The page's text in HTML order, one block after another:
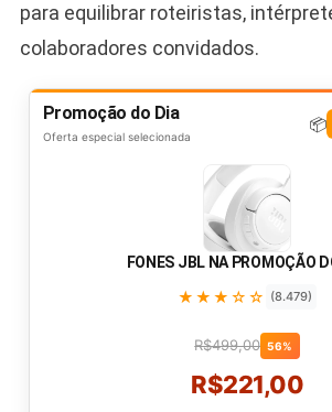
para equilibrar roteiristas,
colaboradores convidados.
Promoção do Dia
Oferta especial selecionada
📦
FONES JBL NA PROMOÇÃO
★★★☆☆ (8.479)
R$499,00 56%
R$221,00